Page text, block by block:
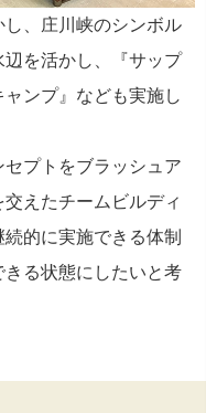
、庄川峡のシンボル
を活かし、『サップ
ャンプ』なども実施し
プトをブラッシュア
えたチームビルディ
的に実施できる体制
る状態にしたいと考